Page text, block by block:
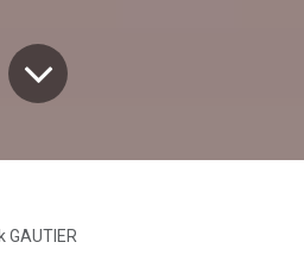
GAUTIER